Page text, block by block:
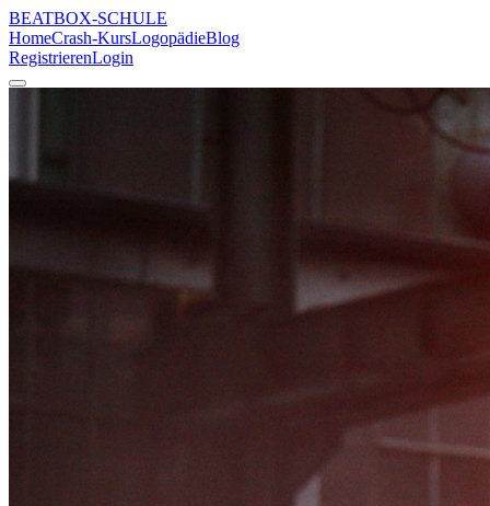
BEATBOX-SCHULE
HomeCrash-KursLogopädieBlog
RegistrierenLogin